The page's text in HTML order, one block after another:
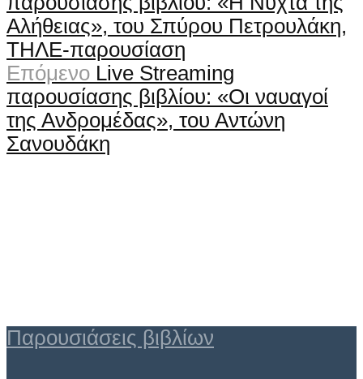
Αλήθειας», του Σπύρου Πετρουλάκη,
ΤΗΛΕ-παρουσίαση
Επόμενο Live Streaming
παρουσίασης βιβλίου: «Οι ναυαγοί
της Ανδρομέδας», του Αντώνη
Σανουδάκη
Παρουσιάσεις βιβλίων